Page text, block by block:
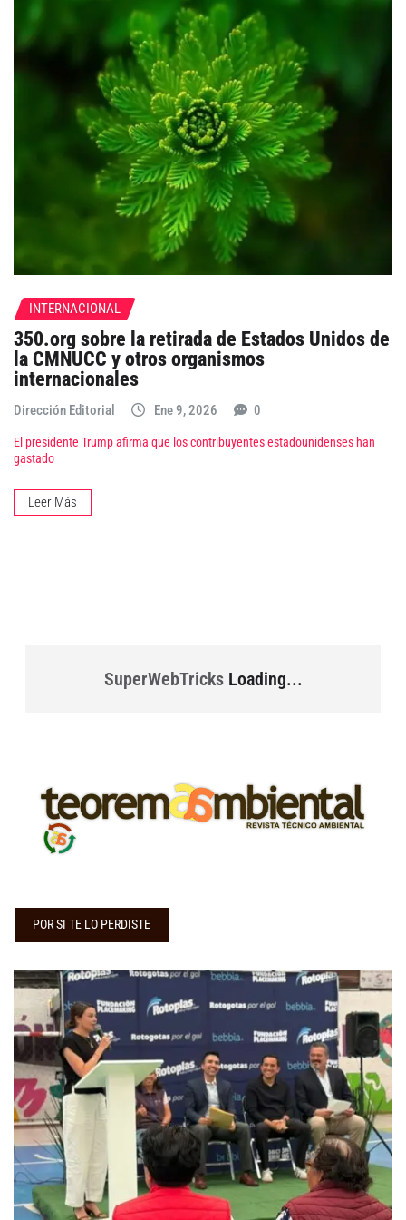
INTERNACIONAL
350.org sobre la retirada de Estados Unidos de
la CMNUCC y otros organismos
internacionales
Dirección Editorial Ene 9, 2026 0
El presidente Trump afirma que los contribuyentes estadounidenses han
gastado
Leer Más
SuperWebTricksLoading...
POR SI TE LO PERDISTE